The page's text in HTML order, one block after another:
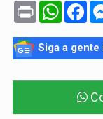
Print
Siga a gente